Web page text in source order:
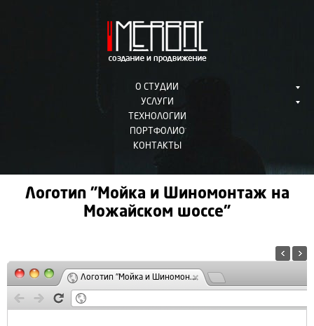
О СТУДИИ
УСЛУГИ
ТЕХНОЛОГИИ
ПОРТФОЛИО
КОНТАКТЫ
Логотип "Мойка и Шиномонтаж на
Можайском шоссе"
Логотип "Мойка и Шиномон...